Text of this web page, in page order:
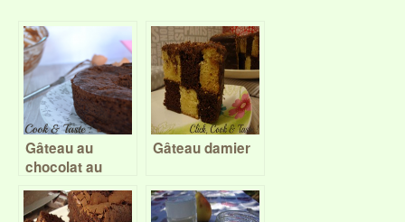
Gâteau au
chocolat au
micro-ondes –
Battle Food #32
Gâteau damier